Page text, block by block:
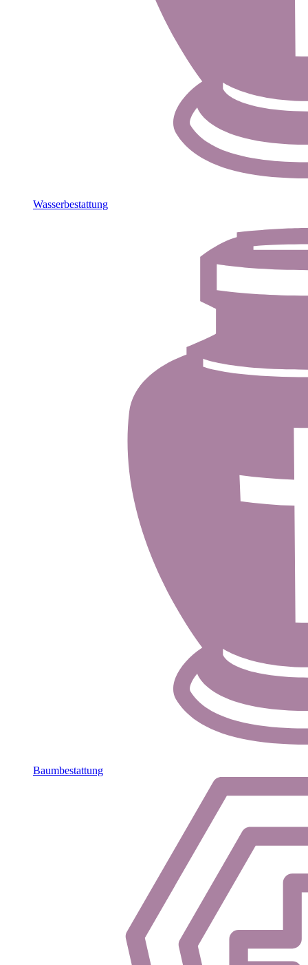
Wasserbestattung
Baumbestattung